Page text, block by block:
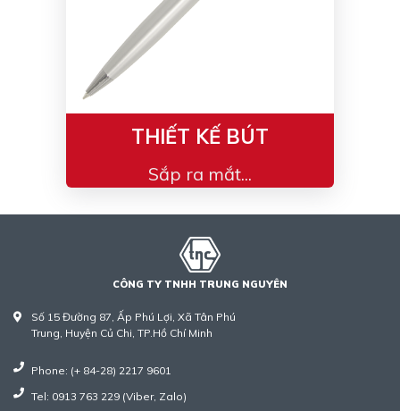
THIẾT KẾ BÚT
Sắp ra mắt...
CÔNG TY TNHH TRUNG NGUYÊN
Số 15 Đường 87, Ấp Phú Lợi, Xã Tân Phú
Trung, Huyện Củ Chi, TP.Hồ Chí Minh
Phone: (+ 84-28) 2217 9601
Tel: 0913 763 229 (Viber, Zalo)